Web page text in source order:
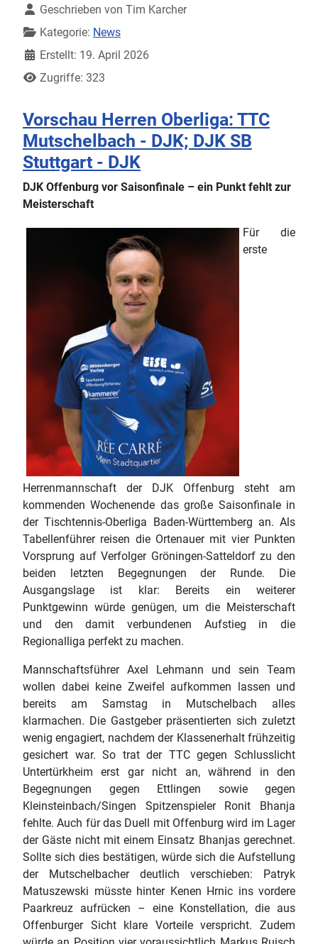
Geschrieben von Tim Karcher
Kategorie: News
Erstellt: 19. April 2026
Zugriffe: 323
Vorschau Herren Oberliga: TTC
Mutschelbach - DJK; DJK SB
Stuttgart - DJK
DJK Offenburg vor Saisonfinale – ein Punkt fehlt zur
Meisterschaft
Für die
erste
Herrenmannschaft der DJK Offenburg steht am
kommenden Wochenende das große Saisonfinale in
der Tischtennis-Oberliga Baden-Württemberg an. Als
Tabellenführer reisen die Ortenauer mit vier Punkten
Vorsprung auf Verfolger Gröningen-Satteldorf zu den
beiden letzten Begegnungen der Runde. Die
Ausgangslage ist klar: Bereits ein weiterer
Punktgewinn würde genügen, um die Meisterschaft
und den damit verbundenen Aufstieg in die
Regionalliga perfekt zu machen.
Mannschaftsführer Axel Lehmann und sein Team
wollen dabei keine Zweifel aufkommen lassen und
bereits am Samstag in Mutschelbach alles
klarmachen. Die Gastgeber präsentierten sich zuletzt
wenig engagiert, nachdem der Klassenerhalt frühzeitig
gesichert war. So trat der TTC gegen Schlusslicht
Untertürkheim erst gar nicht an, während in den
Begegnungen gegen Ettlingen sowie gegen
Kleinsteinbach/Singen Spitzenspieler Ronit Bhanja
fehlte. Auch für das Duell mit Offenburg wird im Lager
der Gäste nicht mit einem Einsatz Bhanjas gerechnet.
Sollte sich dies bestätigen, würde sich die Aufstellung
der Mutschelbacher deutlich verschieben: Patryk
Matuszewski müsste hinter Kenen Hrnic ins vordere
Paarkreuz aufrücken – eine Konstellation, die aus
Offenburger Sicht klare Vorteile verspricht. Zudem